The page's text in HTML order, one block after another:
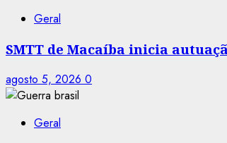
Geral
SMTT de Macaíba inicia
agosto 5, 2026 0
Geral